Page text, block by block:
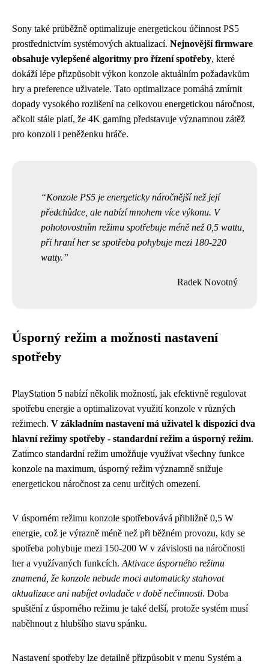
Sony také průběžně optimalizuje energetickou účinnost PS5
prostřednictvím systémových aktualizací. Nejnovější firmware
obsahuje vylepšené algoritmy pro řízení spotřeby, které
dokáží lépe přizpůsobit výkon konzole aktuálním požadavkům
hry a preference uživatele. Tato optimalizace pomáhá zmírnit
dopady vysokého rozlišení na celkovou energetickou náročnost,
ačkoli stále platí, že 4K gaming představuje významnou zátěž
pro konzoli i peněženku hráče.
Konzole PS5 je energeticky náročnější než její
předchůdce, ale nabízí mnohem více výkonu. V
pohotovostním režimu spotřebuje méně než 0,5 wattu,
při hraní her se spotřeba pohybuje mezi 180-220
watty.
Radek Novotný
Úsporný režim a možnosti nastavení
spotřeby
PlayStation 5 nabízí několik možností, jak efektivně regulovat
spotřebu energie a optimalizovat využití konzole v různých
režimech. V základním nastavení má uživatel k dispozici dva
hlavní režimy spotřeby - standardní režim a úsporný režim.
Zatímco standardní režim umožňuje využívat všechny funkce
konzole na maximum, úsporný režim významně snižuje
energetickou náročnost za cenu určitých omezení.
V úsporném režimu konzole spotřebovává přibližně 0,5 W
energie, což je výrazně méně než při běžném provozu, kdy se
spotřeba pohybuje mezi 150-200 W v závislosti na náročnosti
her a využívaných funkcích. Aktivace úsporného režimu
znamená, že konzole nebude moci automaticky stahovat
aktualizace ani nabíjet ovladače v době nečinnosti. Doba
spuštění z úsporného režimu je také delší, protože systém musí
naběhnout z hlubšího stavu spánku.
Nastavení spotřeby lze detailně přizpůsobit v menu Systém a